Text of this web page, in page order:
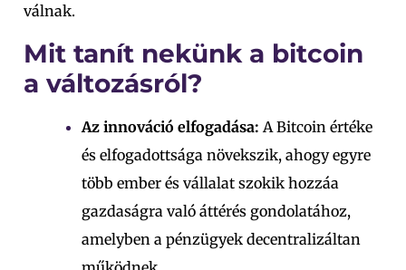
válnak.
Mit tanít nekünk a bitcoin
a változásról?
Az innováció elfogadása: A Bitcoin értéke
és elfogadottsága növekszik, ahogy egyre
több ember és vállalat szokik hozzáa
gazdaságra való áttérés gondolatához,
amelyben a pénzügyek decentralizáltan